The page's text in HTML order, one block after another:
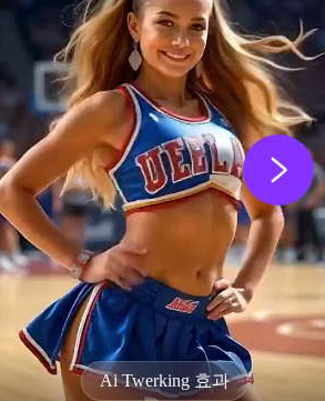
Ai Twerking 효과